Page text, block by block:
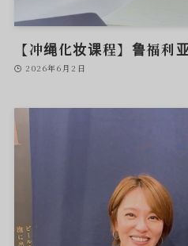
【冲绳化妆课程】鲁福利
2026年6月2日